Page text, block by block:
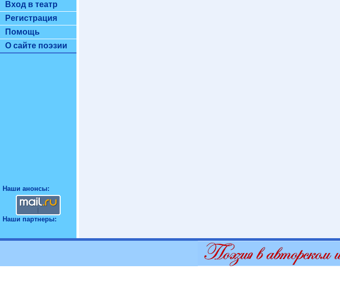
Вход в театр
Регистрация
Помощь
О сайте поэзии
Наши анонсы:
Наши партнеры: